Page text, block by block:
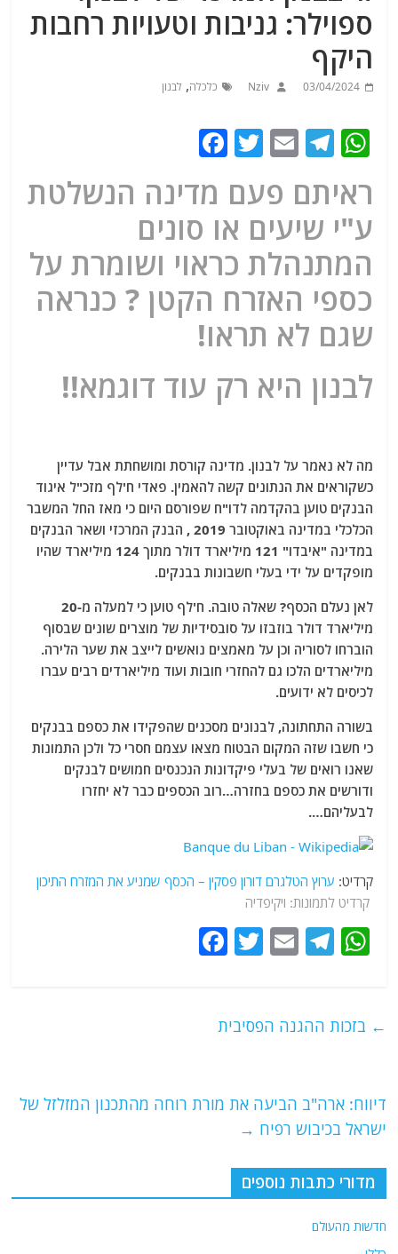
ספוילר: גניבות וטעויות רחבות
היקף
03/04/2024
Nziv כלכלה, לבנון
W
at
s
A
p
p
T
e
g
ra
m
E
ai
l
T
itt
er
c
e
b
o
o
ראיתם פעם מדינה הנשלטת
ע"י שיעים או סונים
המתנהלת כראוי ושומרת על
כספי האזרח הקטן ? כנראה
שגם לא תראו!
לבנון היא רק עוד דוגמא!!
מה לא נאמר על לבנון. מדינה קורסת ומושחתת אבל עדיין
כשקוראים את הנתונים קשה להאמין. פאדי ח'לף מזכ"ל איגוד
הבנקים טוען בהקדמה לדו"ח שפורסם היום כי מאז החל המשבר
הכלכלי במדינה באוקטובר 2019 , הבנק המרכזי ושאר הבנקים
במדינה "איבדו" 121 מיליארד דולר מתוך 124 מיליארד שהיו
מופקדים על ידי בעלי חשבונות בבנקים.
לאן נעלם הכסף? שאלה טובה. ח'לף טוען כי למעלה מ-20
מיליארד דולר בוזבזו על סובסידיות של מוצרים שונים שבסוף
הוברחו לסוריה וכן על מאמצים נואשים לייצב את שער הלירה.
מיליארדים הלכו גם להחזרי חובות ועוד מיליארדים רבים עברו
לכיסים לא ידועים.
בשורה התחתונה, לבנונים מסכנים שהפקידו את כספם בבנקים
כי חשבו שזה המקום הבטוח מצאו עצמם חסרי כל ולכן התמונות
שאנו רואים של בעלי פיקדונות הנכנסים חמושים לבנקים
ודורשים את כספם בחזרה…רוב הכספים כבר לא יחזרו
לבעליהם….
קרדיט: ערוץ הטלגרם דורון פסקין – הכסף שמניע את המזרח התיכון
קרדיט לתמונות: ויקיפדיה
W
s
p
T
g
E
l
T
er
o
← בזכות ההגנה הפסיבית
דיווח: ארה"ב הביעה את מורת רוחה מהתכנון המזלזל של
ישראל בכיבוש רפיח →
מדורי כתבות נוספים
חדשות מהעולם